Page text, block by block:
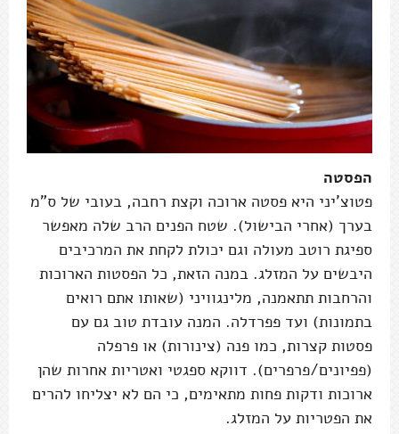
הפסטה
פטוצ'יני היא פסטה ארוכה וקצת רחבה, בעובי של ס"מ
בערך (אחרי הבישול). שטח הפנים הרב שלה מאפשר
ספיגת רוטב מעולה וגם יכולת לקחת את המרכיבים
היבשים על המזלג. במנה הזאת, כל הפסטות הארוכות
והרחבות תתאמנה, מלינגוויני (שאותו אתם רואים
בתמונות) ועד פפרדלה. המנה עובדת טוב גם עם
פסטות קצרות, כמו פנה (צינורות) או פרפלה
(פפיונים/פרפרים). דווקא ספגטי ואטריות אחרות שהן
ארוכות ודקות פחות מתאימים, כי הם לא יצליחו להרים
את הפטריות על המזלג.